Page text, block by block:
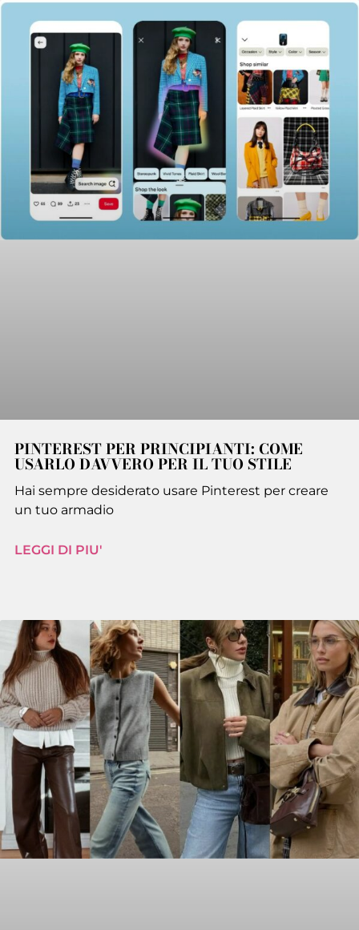
PINTEREST PER PRINCIPIANTI: COME
USARLO DAVVERO PER IL TUO STILE
Hai sempre desiderato usare Pinterest per creare
un tuo armadio
LEGGI DI PIU'